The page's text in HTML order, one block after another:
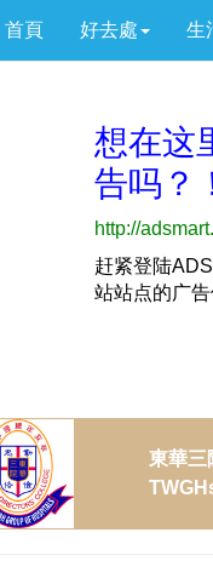
首頁 好去處 生
東華三